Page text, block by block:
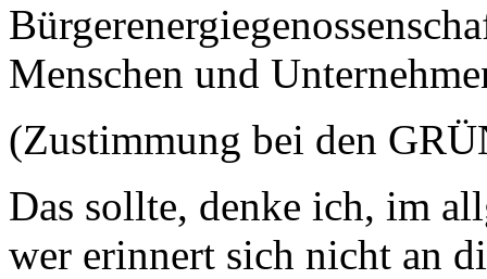
Menschen und
(Zustimmung bei den
Das sollte, denke ich, im
wer erinnert sich nicht an